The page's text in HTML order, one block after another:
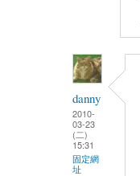
danny
2010-
03-23
(二)
15:31
固定網
址